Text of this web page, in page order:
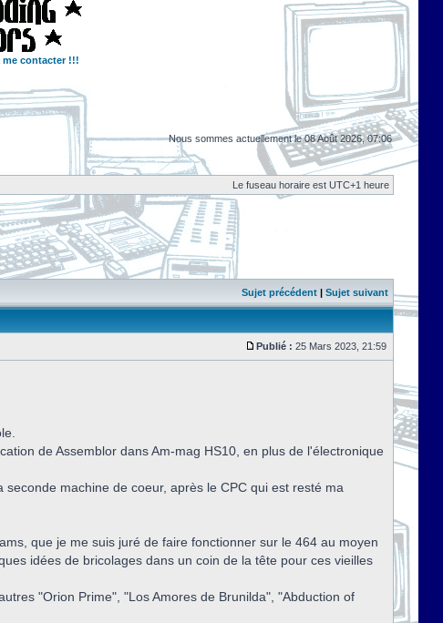
me contacter !!!
Nous sommes actuellement le 08 Août 2026, 07:06
Le fuseau horaire est UTC+1 heure
Sujet précédent | Sujet suivant
Publié : 25 Mars 2023, 21:59
de Assemblor dans Am-mag HS10, en plus de l'électronique
machine de coeur, après le CPC qui est resté ma
que je me suis juré de faire fonctionner sur le 464 au moyen
idées de bricolages dans un coin de la tête pour ces vieilles
"Orion Prime", "Los Amores de Brunilda", "Abduction of